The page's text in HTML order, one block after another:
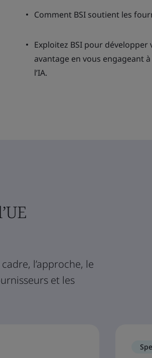
Comment BSI soutient les
Exploitez BSI pour
avantage en vous engageant
l’IA.
l’approche, le
et les